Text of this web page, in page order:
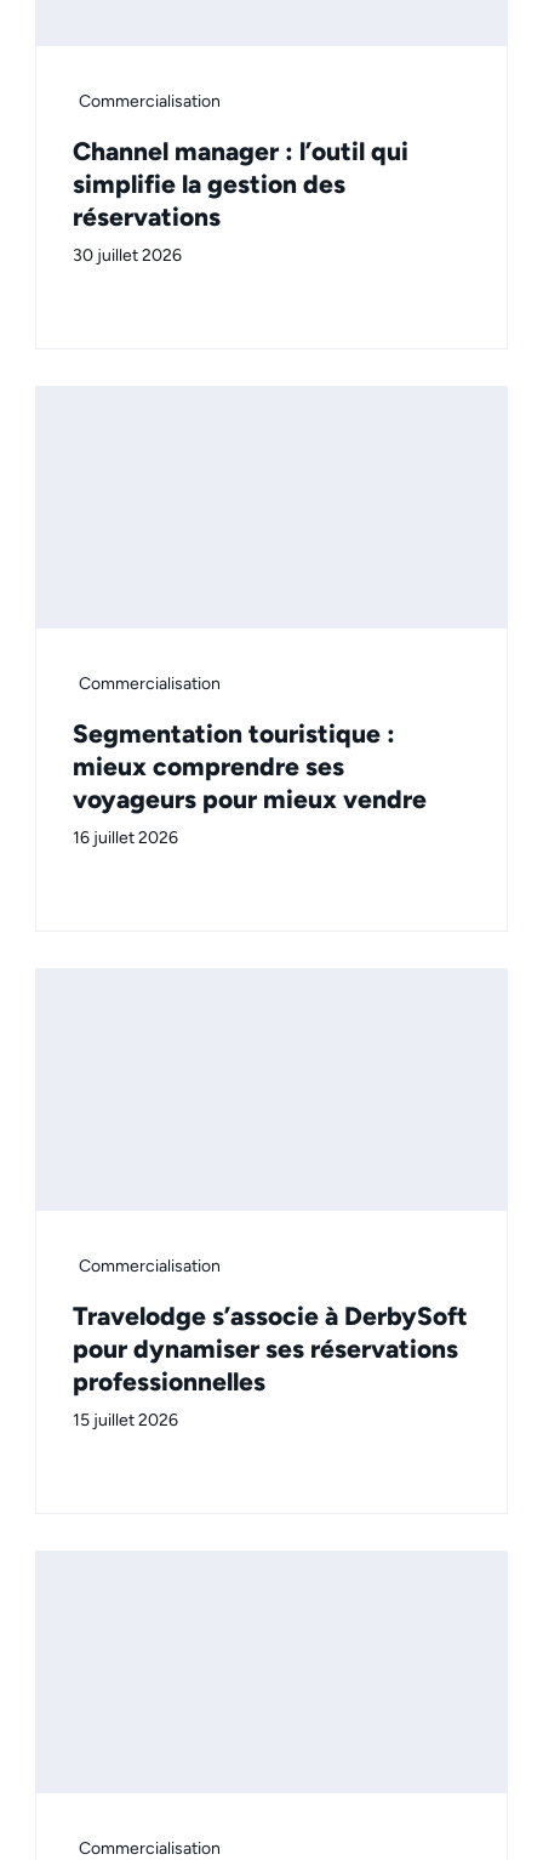
Commercialisation
Channel manager : l’outil qui
simplifie la gestion des
réservations
30 juillet 2026
Commercialisation
Segmentation touristique :
mieux comprendre ses
voyageurs pour mieux vendre
16 juillet 2026
Commercialisation
Travelodge s’associe à DerbySoft
pour dynamiser ses réservations
professionnelles
15 juillet 2026
Commercialisation